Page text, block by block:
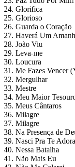
24. Glorifica
25. Glorioso
26. Guarda o Coração
27. Haverá Um
28. João Viu
29. Leva-me
30. Loucura
31. Me Fazes Vencer
32. Mergulhar
33. Mestre
34. Meu Maior
35. Meus Cântaros
36. Milagre
37. Milagre
38. Na Presença de
39. Nasci Pra Te
40. Nessa Batalha
41. Não Mais Eu